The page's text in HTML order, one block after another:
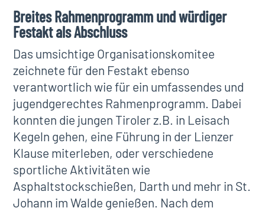
Breites Rahmenprogramm und würdiger
Festakt als Abschluss
Das umsichtige Organisationskomitee
zeichnete für den Festakt ebenso
verantwortlich wie für ein umfassendes und
jugendgerechtes Rahmenprogramm. Dabei
konnten die jungen Tiroler z.B. in Leisach
Kegeln gehen, eine Führung in der Lienzer
Klause miterleben, oder verschiedene
sportliche Aktivitäten wie
Asphaltstockschießen, Darth und mehr in St.
Johann im Walde genießen. Nach dem